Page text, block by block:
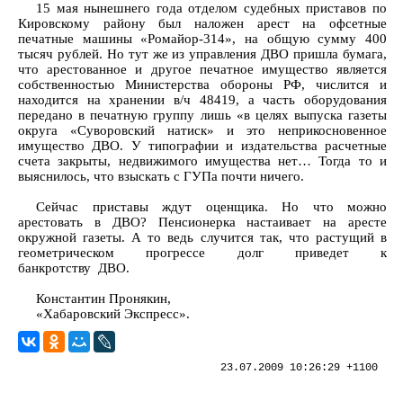
15 мая нынешнего года отделом судебных приставов по
Кировскому району был наложен арест на офсетные
печатные машины «Ромайор-314», на общую сумму 400
тысяч рублей. Но тут же из управления ДВО пришла бумага,
что арестованное и другое печатное имущество является
собственностью Министерства обороны РФ, числится и
находится на хранении в/ч 48419, а часть оборудования
передано в печатную группу лишь «в целях выпуска газеты
округа «Суворовский натиск» и это неприкосновенное
имущество ДВО. У типографии и издательства расчетные
счета закрыты, недвижимого имущества нет… Тогда то и
выяснилось, что взыскать с ГУПа почти ничего.
Сейчас приставы ждут оценщика. Но что можно
арестовать в ДВО? Пенсионерка настаивает на аресте
окружной газеты. А то ведь случится так, что растущий в
геометрическом прогрессе долг приведет к
банкротству ДВО.
Константин Пронякин,
«Хабаровский Экспресс».
23.07.2009 10:26:29 +1100